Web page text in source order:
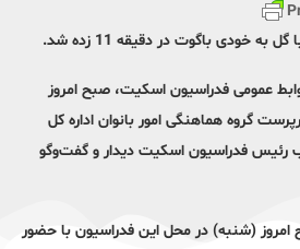
به خودی باگوت در دقیقه 11 زده شد.
عمومی فدراسیون اسکیت، صبح امروز
گروه هماهنگی امور بانوان اداره کل
رئیس فدراسیون اسکیت دیدار و گفت‌وگو
امروز (شنبه) در محل این فدراسیون با حضور